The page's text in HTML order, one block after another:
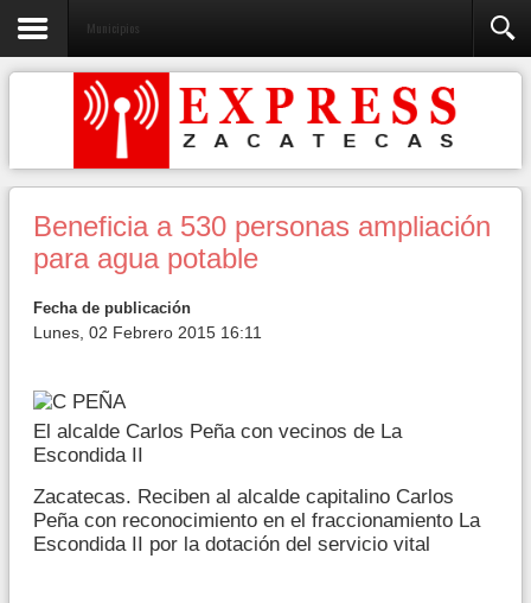
Municipios
Beneficia a 530 personas ampliación
para agua potable
Fecha de publicación
Lunes, 02 Febrero 2015 16:11
El alcalde Carlos Peña con vecinos de La
Escondida II
Zacatecas. Reciben al alcalde capitalino Carlos
Peña con reconocimiento en el fraccionamiento La
Escondida II por la dotación del servicio vital